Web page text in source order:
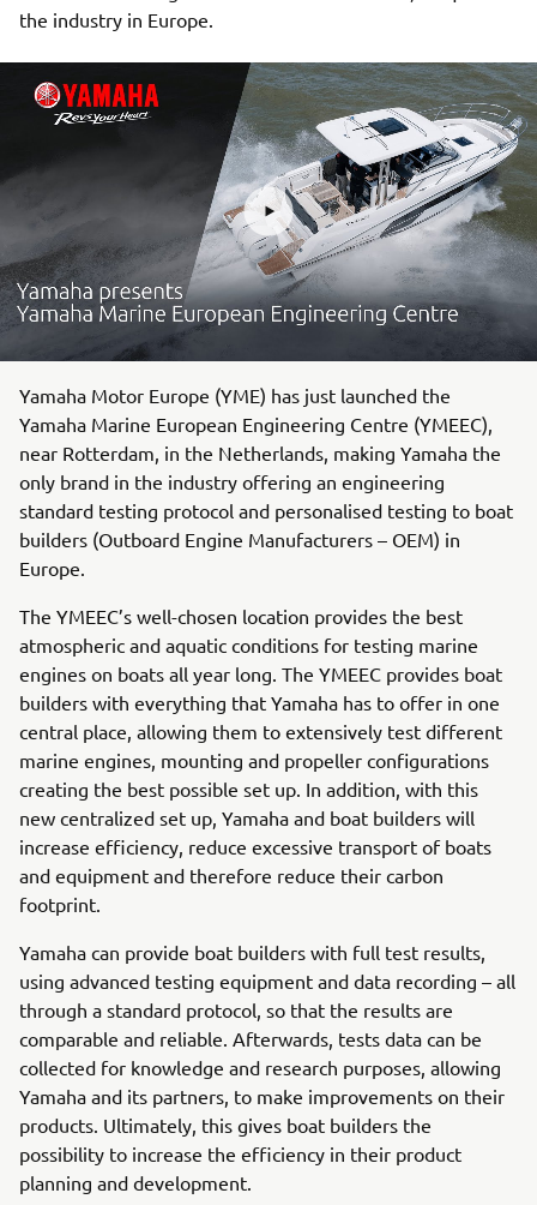
the industry in Europe.
Yamaha Motor Europe (YME) has just launched the
Yamaha Marine European Engineering Centre (YMEEC),
near Rotterdam, in the Netherlands, making Yamaha the
only brand in the industry offering an engineering
standard testing protocol and personalised testing to boat
builders (Outboard Engine Manufacturers – OEM) in
Europe.
The YMEEC’s well-chosen location provides the best
atmospheric and aquatic conditions for testing marine
engines on boats all year long. The YMEEC provides boat
builders with everything that Yamaha has to offer in one
central place, allowing them to extensively test different
marine engines, mounting and propeller configurations
creating the best possible set up. In addition, with this
new centralized set up, Yamaha and boat builders will
increase efficiency, reduce excessive transport of boats
and equipment and therefore reduce their carbon
footprint.
Yamaha can provide boat builders with full test results,
using advanced testing equipment and data recording – all
through a standard protocol, so that the results are
comparable and reliable. Afterwards, tests data can be
collected for knowledge and research purposes, allowing
Yamaha and its partners, to make improvements on their
products. Ultimately, this gives boat builders the
possibility to increase the efficiency in their product
planning and development.